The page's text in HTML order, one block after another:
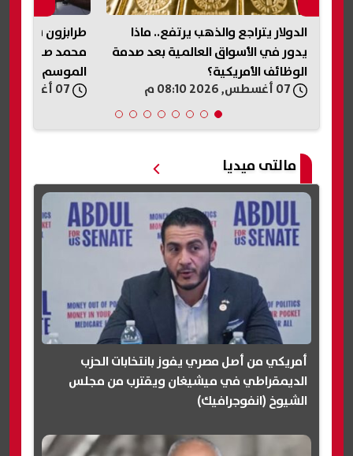
طرابزون سبور ينهي إجراءات قيد
محمد صلاح رسميًا قبل انطلاق
الموسم
التقديم
بالسفر
مالتى ميديا
أمريكي من أصل مصري يفوز بانتخابات الحزب
الديمقراطي في ميشيغان ويقترب من مجلس
الشيوخ (انفوجرافيك)